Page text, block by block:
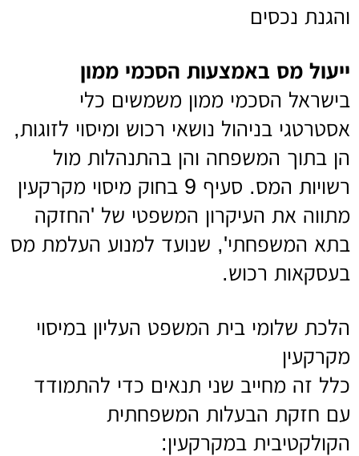
והגנת נכסים
ייעול מס באמצעות הסכמי ממון
בישראל הסכמי ממון משמשים כלי
אסטרטגי בניהול נושאי רכוש ומיסוי לזוגות,
הן בתוך המשפחה והן בהתנהלות מול
רשויות המס. סעיף 9 בחוק מיסוי מקרקעין
מתווה את העיקרון המשפטי של 'החזקה
בתא המשפחתי', שנועד למנוע העלמת מס
בעסקאות רכוש.
הלכת שלומי בית המשפט העליון במיסוי
מקרקעין
כלל זה מחייב שני תנאים כדי להתמודד
עם חזקת הבעלות המשפחתית
הקולקטיבית במקרקעין: